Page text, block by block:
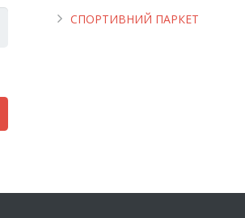
СПОРТИВНИЙ ПАРКЕТ